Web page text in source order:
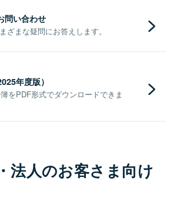
問い合わせ
ざまな疑問にお答えします。
年度版）
をPDF形式でダウンロードできま
法人のお客さま向け